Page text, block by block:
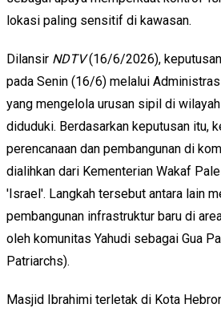
lokasi paling sensitif di kawasan.
Dilansir NDTV(16/6/2026),
pada Senin (16/6) melalui
yang mengelola urusan sipil di
diduduki. Berdasarkan keputusan itu,
perencanaan dan pembangunan di
dialihkan dari Kementerian Wakaf
'Israel'. Langkah tersebut antara lain
pembangunan infrastruktur baru di
oleh komunitas Yahudi sebagai Gua
Patriarchs).
Masjid Ibrahimi terletak di Kota